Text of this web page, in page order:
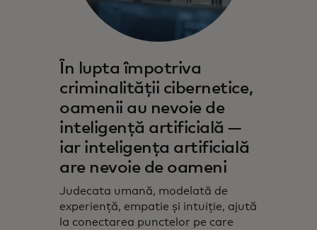
În lupta împotriva
criminalității cibernetice,
oamenii au nevoie de
inteligență artificială —
iar inteligența artificială
are nevoie de oameni
Judecata umană, modelată de
experiență, empatie și intuiție, ajută
la conectarea punctelor pe care